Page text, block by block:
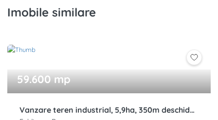
Imobile similare
59.600 mp
Vanzare teren industrial, 5,9ha, 350m deschidere, DN13, Feldioara, Brasov, Ghimbav